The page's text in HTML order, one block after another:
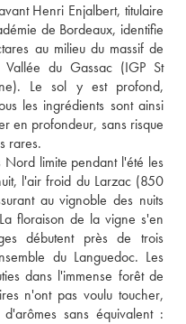
Henri Enjalbert, titulaire
de Bordeaux, identifie
au milieu du massif de
du Gassac (IGP St
Le sol y est profond,
les ingrédients sont ainsi
en profondeur, sans risque
rares.
Nord limite pendant l'été les
l'air froid du Larzac (850
au vignoble des nuits
floraison de la vigne s'en
débutent près de trois
du Languedoc. Les
dans l'immense forêt de
n'ont pas voulu toucher,
sans équivalent :